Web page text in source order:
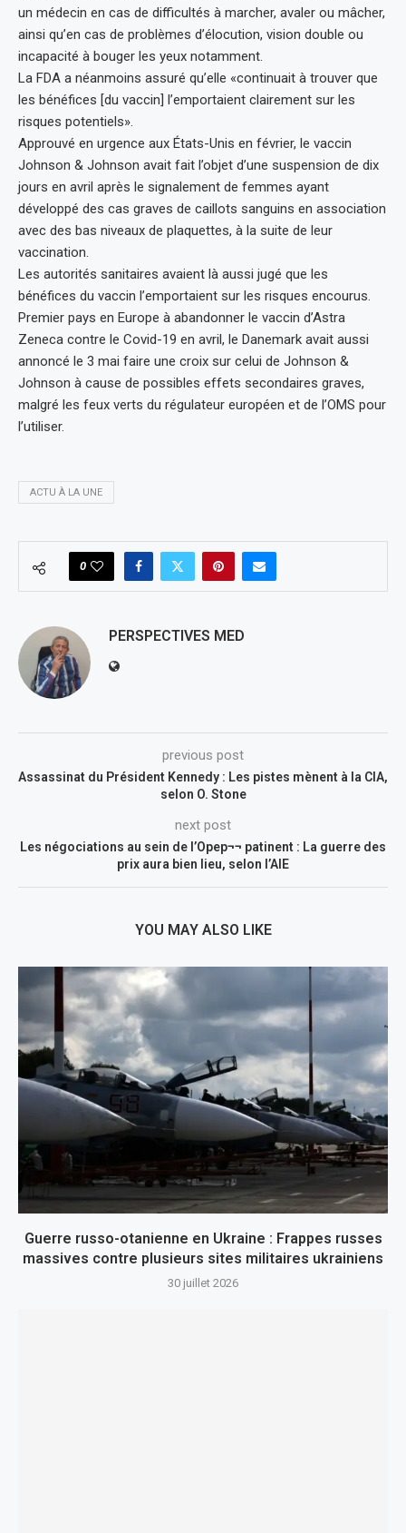
un médecin en cas de difficultés à marcher, avaler ou mâcher,
ainsi qu’en cas de problèmes d’élocution, vision double ou
incapacité à bouger les yeux notamment.
La FDA a néanmoins assuré qu’elle «continuait à trouver que
les bénéfices [du vaccin] l’emportaient clairement sur les
risques potentiels».
Approuvé en urgence aux États-Unis en février, le vaccin
Johnson & Johnson avait fait l’objet d’une suspension de dix
jours en avril après le signalement de femmes ayant
développé des cas graves de caillots sanguins en association
avec des bas niveaux de plaquettes, à la suite de leur
vaccination.
Les autorités sanitaires avaient là aussi jugé que les
bénéfices du vaccin l’emportaient sur les risques encourus.
Premier pays en Europe à abandonner le vaccin d’Astra
Zeneca contre le Covid-19 en avril, le Danemark avait aussi
annoncé le 3 mai faire une croix sur celui de Johnson &
Johnson à cause de possibles effets secondaires graves,
malgré les feux verts du régulateur européen et de l’OMS pour
l’utiliser.
ACTU À LA UNE
0
PERSPECTIVES MED
previous post
Assassinat du Président Kennedy : Les pistes mènent à la CIA,
selon O. Stone
next post
Les négociations au sein de l’Opep¬¬ patinent : La guerre des
prix aura bien lieu, selon l’AIE
YOU MAY ALSO LIKE
Guerre russo-otanienne en Ukraine : Frappes russes
massives contre plusieurs sites militaires ukrainiens
30 juillet 2026